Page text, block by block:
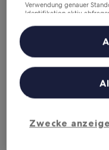
Landhaus
Landhaus
3.5-
10.0
von
10/10
Verwendung genauer
Identifikation aktiv
Inhalte, Messung von
Zielgruppenforschung
Liste der Partner
Zwecke